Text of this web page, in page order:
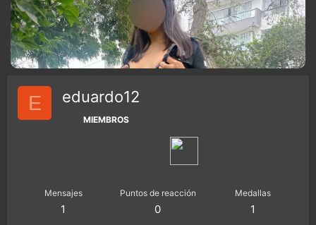
E eduardo12
MIEMBROS
Mensajes
1
Puntos de reacción
0
Medallas
1